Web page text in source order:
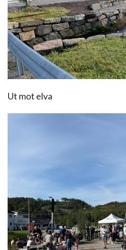
Ut mot elva